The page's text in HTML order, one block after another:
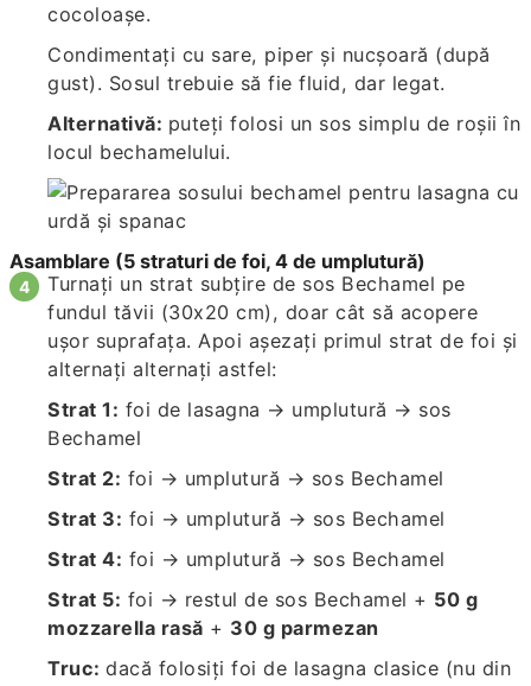
cocoloașe.
Condimentați cu sare, piper și nucșoară (după
gust). Sosul trebuie să fie fluid, dar legat.
Alternativă: puteți folosi un sos simplu de roșii în
locul bechamelului.
Asamblare (5 straturi de foi, 4 de umplutură)
Turnați un strat subțire de sos Bechamel pe
fundul tăvii (30x20 cm), doar cât să acopere
ușor suprafața. Apoi așezați primul strat de foi și
alternați alternați astfel:
Strat 1: foi de lasagna → umplutură → sos
Bechamel
Strat 2: foi → umplutură → sos Bechamel
Strat 3: foi → umplutură → sos Bechamel
Strat 4: foi → umplutură → sos Bechamel
Strat 5: foi → restul de sos Bechamel + 50 g
mozzarella rasă + 30 g parmezan
Truc:dacă folosiți foi de lasagna clasice (nu din